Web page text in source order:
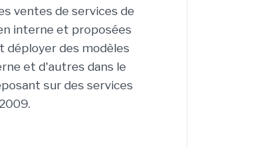
ventes de services de
interne et proposées
déployer des modèles
et d'autres dans le
sur des services